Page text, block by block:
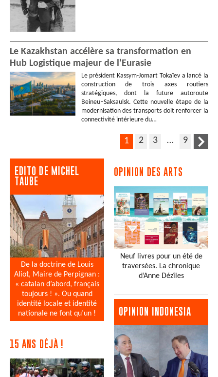
Le Kazakhstan accélère sa transformation en
Hub Logistique majeur de l’Eurasie
Le président Kassym-Jomart Tokaïev a lancé la
construction de trois axes routiers
stratégiques, dont la future autoroute
Beineu–Saksaulsk. Cette nouvelle étape de la
modernisation des transports doit renforcer la
connectivité intérieure du…
1 2 3 … 9
EDITO DE MICHEL
TAUBE
De la doctrine de Louis
Aliot, Maire de Perpignan :
« catalan d’abord, français
toujours ! ». Ou quand
identité locale et identité
nationale ne font qu’un !
15 ANS DÉJÀ !
OPINION DES ARTS
Neuf livres pour un été de
traversées. La chronique
d’Anne Dézîles
OPINION INDONESIA